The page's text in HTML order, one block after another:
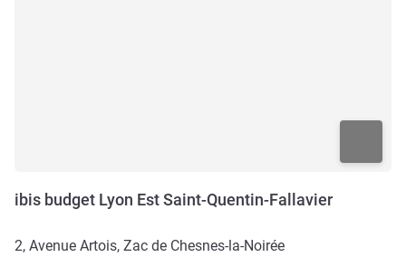
ibis budget Lyon Est Saint-Quentin-Fallavier
2, Avenue Artois, Zac de Chesnes-la-Noirée